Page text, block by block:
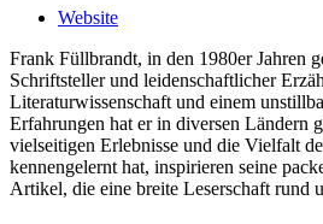
Website
Frank Füllbrandt, in den 1980er Jahren
Schriftsteller und leidenschaftlicher
Literaturwissenschaft und einem
Erfahrungen hat er in diversen Ländern
vielseitigen Erlebnisse und die Vielfalt
kennengelernt hat, inspirieren seine
Artikel, die eine breite Leserschaft rund